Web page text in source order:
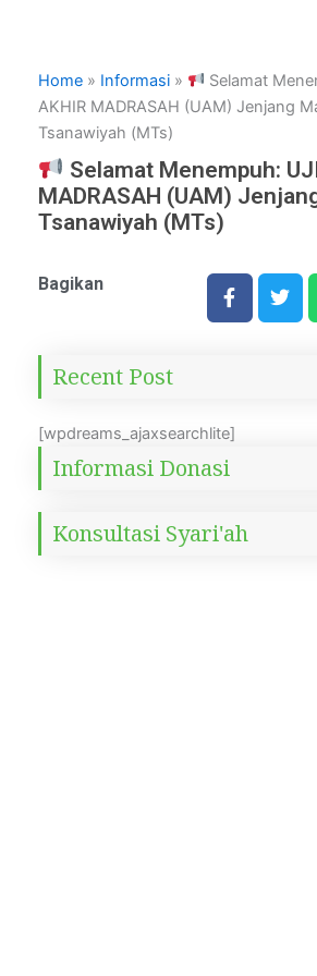
Home» Informasi»
Selamat
AKHIR MADRASAH (UAM) Jenjang
Tsanawiyah (MTs)
Selamat Menempuh:
MADRASAH (UAM)
Tsanawiyah (MTs)
Bagikan
Recent Post
[wpdreams_ajaxsearchlite]
Informasi Donasi
Konsultasi Syari'ah